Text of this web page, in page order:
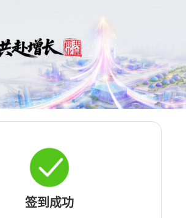
签到成功